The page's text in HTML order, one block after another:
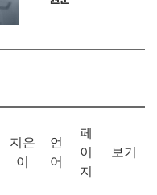
지은
이
언
어
페
이
지
보기